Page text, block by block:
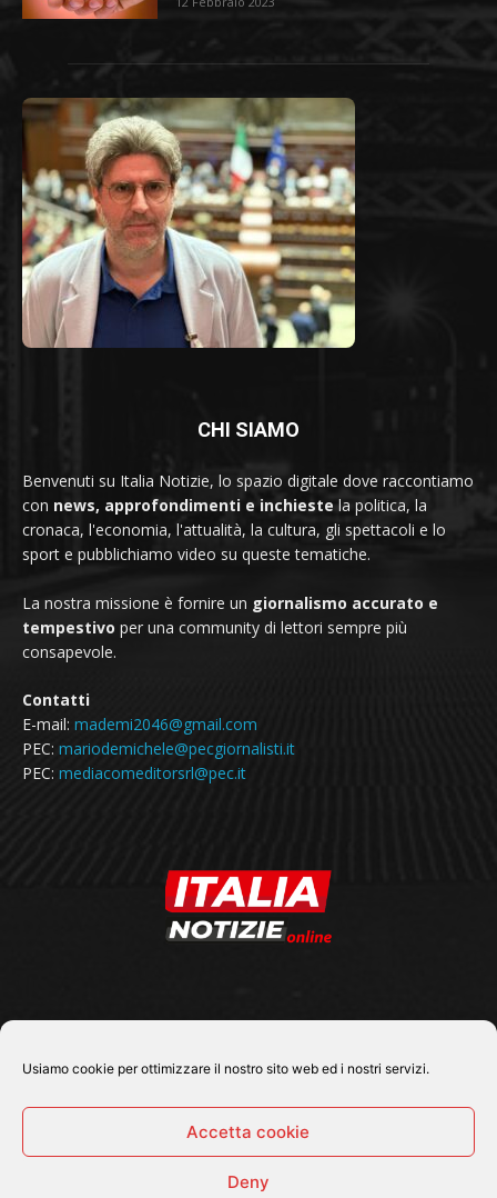
Usiamo cookie per ottimizzare il nostro sito web ed i nostri servizi.
Accetta cookie
Deny
CHI SIAMO
Benvenuti su Italia Notizie, lo spazio digitale dove raccontiamo
con news, approfondimenti e inchieste la politica, la
cronaca, l'economia, l'attualità, la cultura, gli spettacoli e lo
sport e pubblichiamo video su queste tematiche.
La nostra missione è fornire un giornalismo accurato e
tempestivo per una community di lettori sempre più
consapevole.
Contatti
E-mail: mademi2046@gmail.com
PEC: mariodemichele@pecgiornalisti.it
PEC: mediacomeditorsrl@pec.it
SEGUICI SU
© 2026 Tutti i diritti riservati - Italia Notizie .online |